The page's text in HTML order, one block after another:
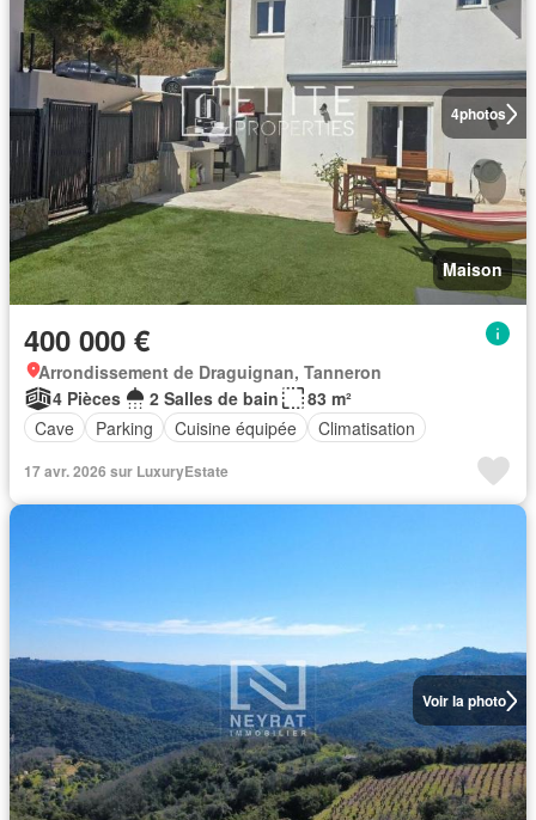
4photos
Maison
400 000 €
Arrondissement de Draguignan, Tanneron
4 Pièces
2 Salles de bain
83 m²
Cave
Parking Cuisine équipée Climatisation
17 avr. 2026 sur LuxuryEstate
Voir la photo